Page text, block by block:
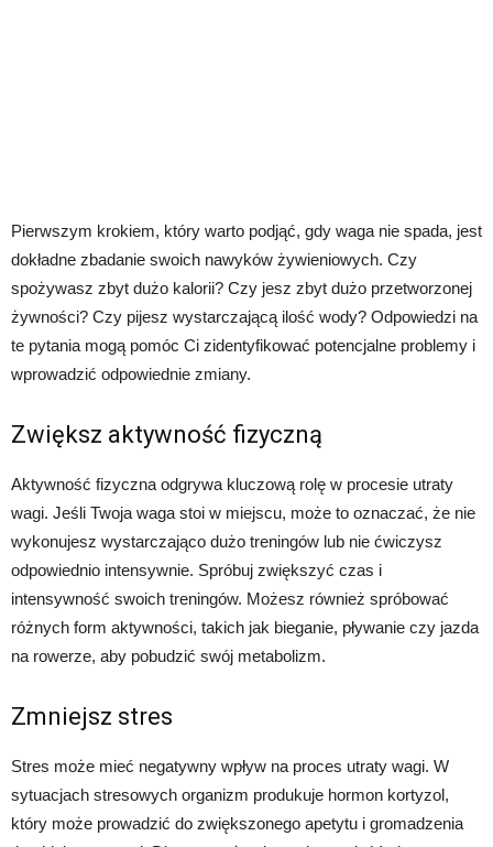
Pierwszym krokiem, który warto podjąć, gdy waga nie spada, jest
dokładne zbadanie swoich nawyków żywieniowych. Czy
spożywasz zbyt dużo kalorii? Czy jesz zbyt dużo przetworzonej
żywności? Czy pijesz wystarczającą ilość wody? Odpowiedzi na
te pytania mogą pomóc Ci zidentyfikować potencjalne problemy i
wprowadzić odpowiednie zmiany.
Zwiększ aktywność fizyczną
Aktywność fizyczna odgrywa kluczową rolę w procesie utraty
wagi. Jeśli Twoja waga stoi w miejscu, może to oznaczać, że nie
wykonujesz wystarczająco dużo treningów lub nie ćwiczysz
odpowiednio intensywnie. Spróbuj zwiększyć czas i
intensywność swoich treningów. Możesz również spróbować
różnych form aktywności, takich jak bieganie, pływanie czy jazda
na rowerze, aby pobudzić swój metabolizm.
Zmniejsz stres
Stres może mieć negatywny wpływ na proces utraty wagi. W
sytuacjach stresowych organizm produkuje hormon kortyzol,
który może prowadzić do zwiększonego apetytu i gromadzenia